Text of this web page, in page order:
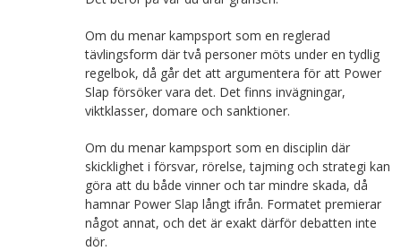
Om du menar kampsport som en reglerad
tävlingsform där två personer möts under en tydlig
regelbok, då går det att argumentera för att Power
Slap försöker vara det. Det finns invägningar,
viktklasser, domare och sanktioner.
Om du menar kampsport som en disciplin där
skicklighet i försvar, rörelse, tajming och strategi kan
göra att du både vinner och tar mindre skada, då
hamnar Power Slap långt ifrån. Formatet premierar
något annat, och det är exakt därför debatten inte
dör.